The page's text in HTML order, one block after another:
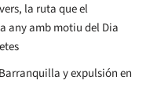
la ruta que el
any amb motiu del Dia
y expulsión en